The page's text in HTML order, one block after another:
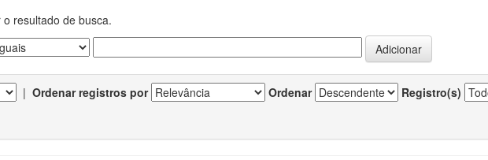
resultado de busca.
| Ordenar registros por Ordenar Registro(s)